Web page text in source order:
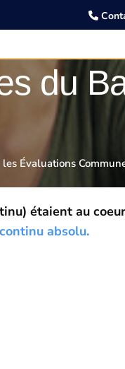
du
Évaluations
étaient au
absolu.